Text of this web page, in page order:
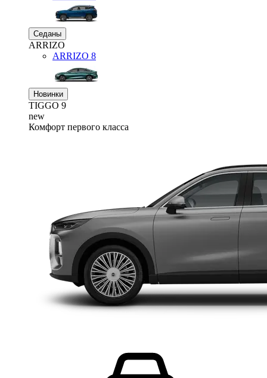
Седаны
ARRIZO
ARRIZO 8
Новинки
TIGGO 9
new
Комфорт первого класса